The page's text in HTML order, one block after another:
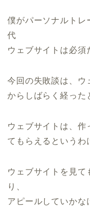
僕がパーソナルトレ
代
ウェブサイトは必須
今回の失敗談は、ウ
からしばらく経った
ウェブサイトは、作
てもらえるというわ
ウェブサイトを見て
り、
アピールしていかな